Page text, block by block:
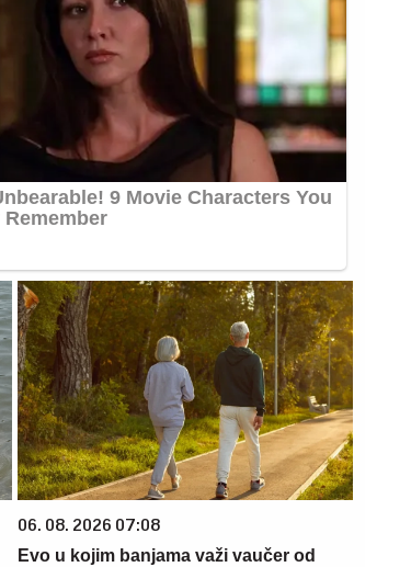
06. 08. 2026 07:08
Evo u kojim banjama važi vaučer od